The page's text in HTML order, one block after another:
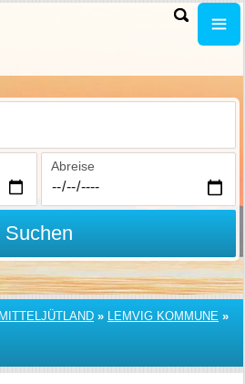
Abreise
Suchen
MITTELJÜTLAND » LEMVIG KOMMUNE »